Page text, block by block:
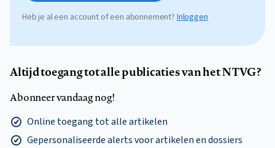
Heb je al een account of een abonnement?Inloggen
Altijd toegang tot alle publicaties van het NTVG?
Abonneer vandaag nog!
Online toegang tot alle artikelen
Gepersonaliseerde alerts voor artikelen en dossiers